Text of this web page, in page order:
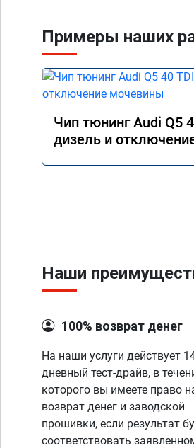
Примеры наших
Чип тюнинг Audi Q5
дизель и
Наши
100% возврат денег
На наши услуги действует
дневный тест-драйв, в
которого вы имеете право
возврат денег и заводской
прошивки, если результат
соответствовать